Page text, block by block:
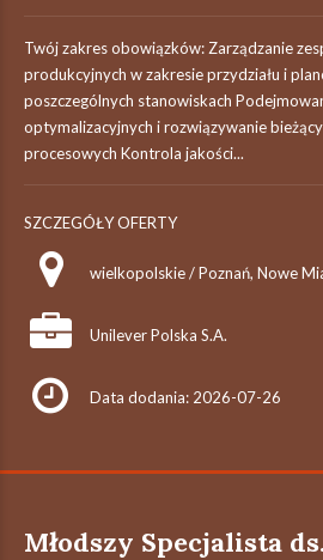
Twój zakres obowiązków: Zarządzanie
produkcyjnych w zakresie przydziału i
poszczególnych stanowiskach
optymalizacyjnych i rozwiązywanie
procesowych Kontrola jakości...
SZCZEGÓŁY OFERTY
wielkopolskie / Poznań, Nowe
Unilever Polska S.A.
Data dodania: 2026-07-26
Młodszy Specjalista